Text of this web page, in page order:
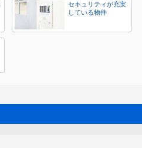
セキュリティが充実
している物件